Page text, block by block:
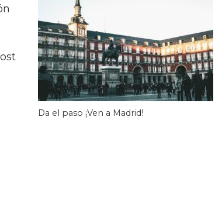
Da el paso ¡Ven a Madrid!